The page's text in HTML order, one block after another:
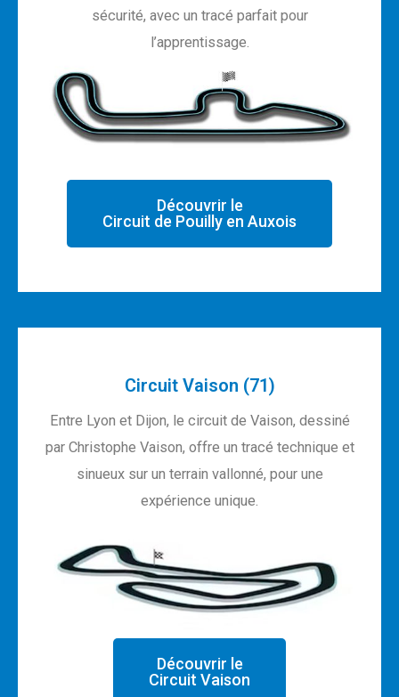
sécurité, avec un tracé parfait pour
l’apprentissage.
Découvrir le
Circuit de Pouilly en Auxois
Circuit Vaison (71)
Entre Lyon et Dijon, le circuit de Vaison, dessiné
par Christophe Vaison, offre un tracé technique et
sinueux sur un terrain vallonné, pour une
expérience unique.
Découvrir le
Circuit Vaison